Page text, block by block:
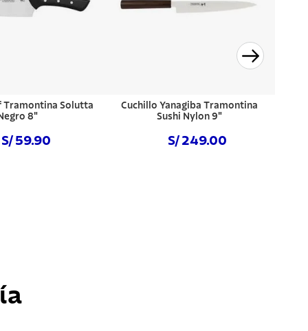
Tramontina Solutta
8"
S/ 59.90
Cuchillo Yanagiba Tramontina
Sushi Nylon 9"
S/ 249.00